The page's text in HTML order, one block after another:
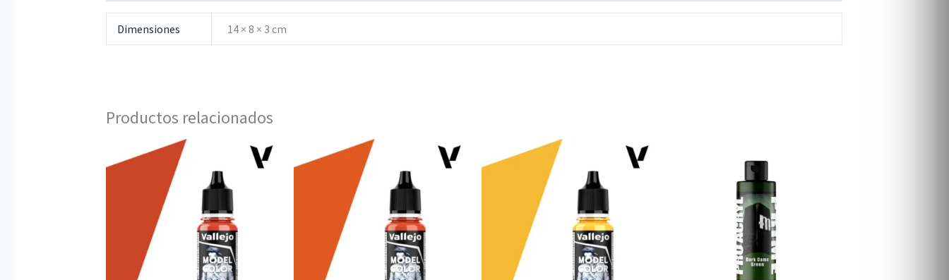
Dimensiones 14 × 8 × 3 cm
Productos relacionados